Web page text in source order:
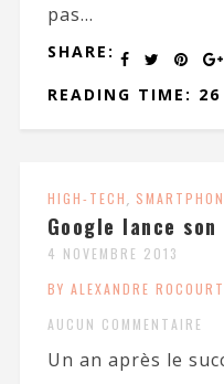
pas...
SHARE:
READING TIME:
HIGH-TECH,
Google lance
4 NOVEMBRE 2013
BY ALEXANDRE ROCOURT
AUCUN COMMENTAIRE
Un an après le